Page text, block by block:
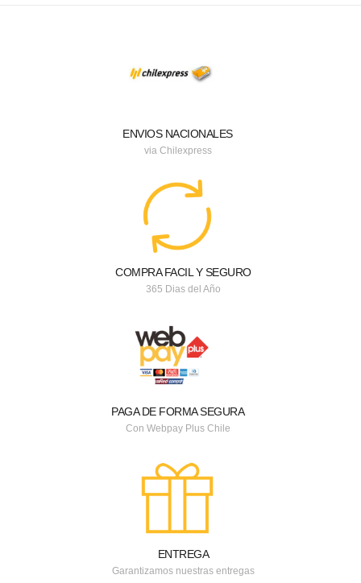
ENVIOS NACIONALES
via Chilexpress
COMPRA FACIL Y SEGURO
365 Dias del Año
PAGA DE FORMA SEGURA
Con Webpay Plus Chile
ENTREGA
Garantizamos nuestras entregas